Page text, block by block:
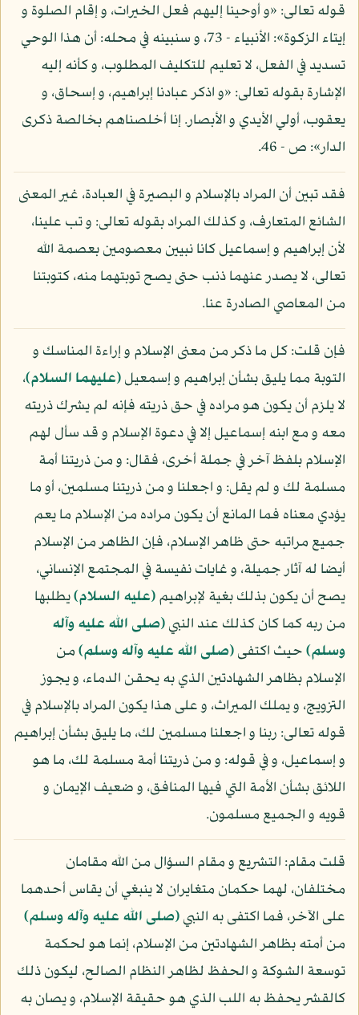
قوله تعالى: «و أوحينا إليهم فعل الخيرات، و إقام الصلوة و
إيتاء الزكوة»: الأنبياء - 73، و سنبينه في محله: أن هذا الوحي
تسديد في الفعل، لا تعليم للتكليف المطلوب، و كأنه إليه
الإشارة بقوله تعالى: «و اذكر عبادنا إبراهيم، و إسحاق، و
يعقوب، أولي الأيدي و الأبصار. إنا أخلصناهم بخالصة ذكرى
الدار»: ص - 46.
فقد تبين أن المراد بالإسلام و البصيرة في العبادة، غير المعنى
الشائع المتعارف، و كذلك المراد بقوله تعالى: و تب علينا،
لأن إبراهيم و إسماعيل كانا نبيين معصومين بعصمة الله
تعالى، لا يصدر عنهما ذنب حتى يصح توبتهما منه، كتوبتنا
من المعاصي الصادرة عنا.
فإن قلت: كل ما ذكر من معنى الإسلام و إراءة المناسك و
التوبة مما يليق بشأن إبراهيم و إسمعيل(عليهما السلام)،
لا يلزم أن يكون هو مراده في حق ذريته فإنه لم يشرك ذريته
معه و مع ابنه إسماعيل إلا في دعوة الإسلام و قد سأل لهم
الإسلام بلفظ آخر في جملة أخرى، فقال: و من ذريتنا أمة
مسلمة لك و لم يقل: و اجعلنا و من ذريتنا مسلمين، أو ما
يؤدي معناه فما المانع أن يكون مراده من الإسلام ما يعم
جميع مراتبه حتى ظاهر الإسلام، فإن الظاهر من الإسلام
أيضا له آثار جميلة، و غايات نفيسة في المجتمع الإنساني،
يصح أن يكون بذلك بغية لإبراهيم(عليه السلام)يطلبها
من ربه كما كان كذلك عند النبي(صلى الله عليه وآله
وسلم)حيث اكتفى(صلى الله عليه وآله وسلم)من
الإسلام بظاهر الشهادتين الذي به يحقن الدماء، و يجوز
التزويج، و يملك الميراث، و على هذا يكون المراد بالإسلام في
قوله تعالى: ربنا و اجعلنا مسلمين لك، ما يليق بشأن إبراهيم
و إسماعيل، و في قوله: و من ذريتنا أمة مسلمة لك، ما هو
اللائق بشأن الأمة التي فيها المنافق، و ضعيف الإيمان و
قويه و الجميع مسلمون.
قلت مقام: التشريع و مقام السؤال من الله مقامان
مختلفان، لهما حكمان متغايران لا ينبغي أن يقاس أحدهما
على الآخر، فما اكتفى به النبي(صلى الله عليه وآله وسلم)
من أمته بظاهر الشهادتين من الإسلام، إنما هو لحكمة
توسعة الشوكة و الحفظ لظاهر النظام الصالح، ليكون ذلك
كالقشر يحفظ به اللب الذي هو حقيقة الإسلام، و يصان به